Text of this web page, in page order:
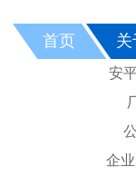
首页 关
安
企